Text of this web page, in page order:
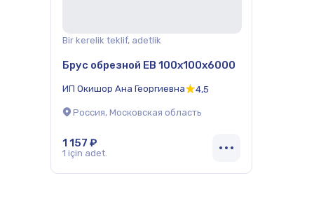
Bir kerelik teklif, adetlik
Брус обрезной ЕВ 100x100x6000
ИП Окишор Ана Георгиевна 4,5
Россия, Московская область
1 157 ₽
1 için adet.